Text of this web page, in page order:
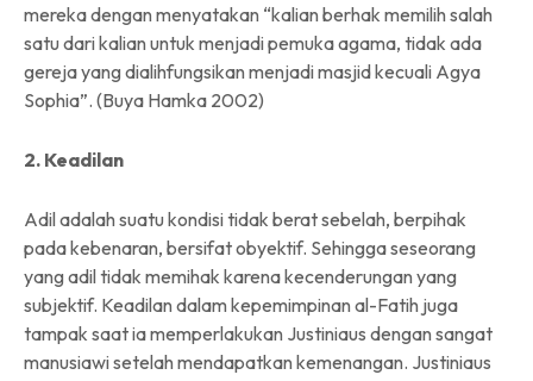
mereka dengan menyatakan “kalian berhak memilih salah
satu dari kalian untuk menjadi pemuka agama, tidak ada
gereja yang dialihfungsikan menjadi masjid kecuali Agya
Sophia”. (Buya Hamka 2002)
2. Keadilan
Adil adalah suatu kondisi tidak berat sebelah, berpihak
pada kebenaran, bersifat obyektif. Sehingga seseorang
yang adil tidak memihak karena kecenderungan yang
subjektif. Keadilan dalam kepemimpinan al-Fatih juga
tampak saat ia memperlakukan Justiniaus dengan sangat
manusiawi setelah mendapatkan kemenangan. Justiniaus